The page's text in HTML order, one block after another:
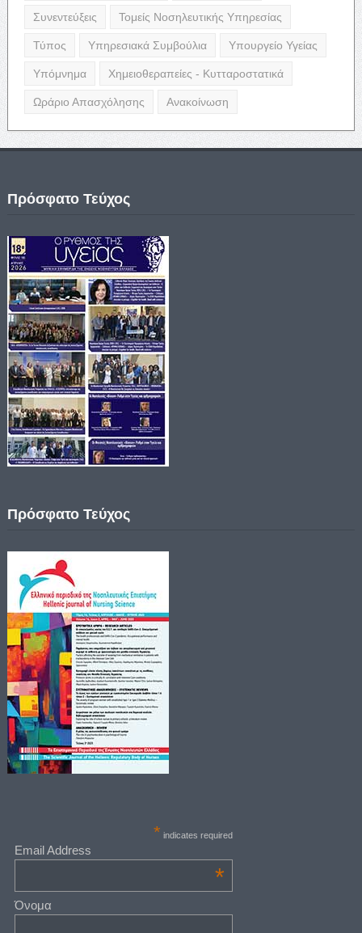
Συνεντεύξεις Τομείς Νοσηλευτικής Υπηρεσίας
Τύπος Υπηρεσιακά Συμβούλια Υπουργείο Υγείας
Υπόμνημα Χημειοθεραπείες - Κυτταροστατικά
Ωράριο Απασχόλησης Ανακοίνωση
Πρόσφατο Τεύχος
Πρόσφατο Τεύχος
* indicates required
Email Address
*
Όνομα